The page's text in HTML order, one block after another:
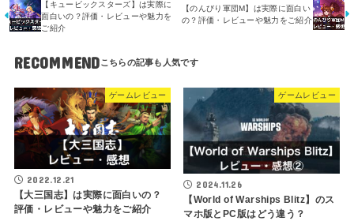
【キュービックスターズ】は実際に
面白いの？評価・レビューや魅力を
ご紹介
【のんびり軍団M】は実際に面白い
の？評価・レビューや魅力をご紹介
RECOMMEND
ゲームレビュー
2022.12.21
【大三国志】は実際に面白いの？
評価・レビューや魅力をご紹介
ゲームレビュー
2024.11.26
【World of Warships Blitz】のス
マホ版とPC版はどう違う？